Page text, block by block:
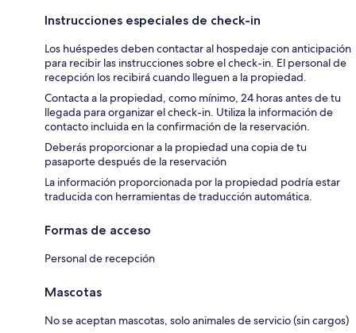
Instrucciones especiales de check-in
Los huéspedes deben contactar al hospedaje con anticipación
para recibir las instrucciones sobre el check-in. El personal de
recepción los recibirá cuando lleguen a la propiedad.
Contacta a la propiedad, como mínimo, 24 horas antes de tu
llegada para organizar el check-in. Utiliza la información de
contacto incluida en la confirmación de la reservación.
Deberás proporcionar a la propiedad una copia de tu
pasaporte después de la reservación
La información proporcionada por la propiedad podría estar
traducida con herramientas de traducción automática.
Formas de acceso
Personal de recepción
Mascotas
No se aceptan mascotas, solo animales de servicio (sin cargos)